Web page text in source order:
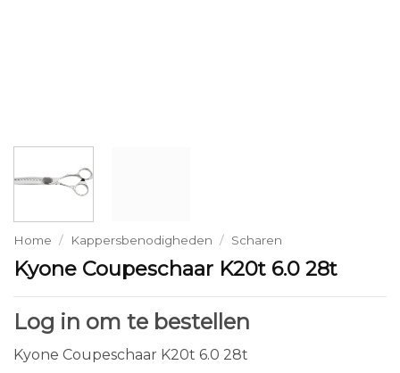
Home / Kappersbenodigheden / Scharen
Kyone Coupeschaar K20t 6.0 28t
Log in om te bestellen
Kyone Coupeschaar K20t 6.0 28t